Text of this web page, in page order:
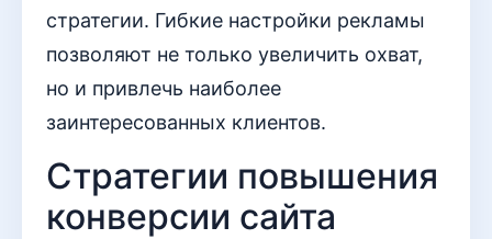
стратегии. Гибкие настройки рекламы
позволяют не только увеличить охват,
но и привлечь наиболее
заинтересованных клиентов.
Стратегии повышения
конверсии сайта